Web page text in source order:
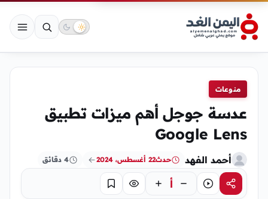
منوعات
عدسة جوجل أهم ميزات تطبيق
Google Lens
أحمد الفهد حدث22 أغسطس، 2024 4 دقائق
مشاركةاستماع أ تركيز حفظ